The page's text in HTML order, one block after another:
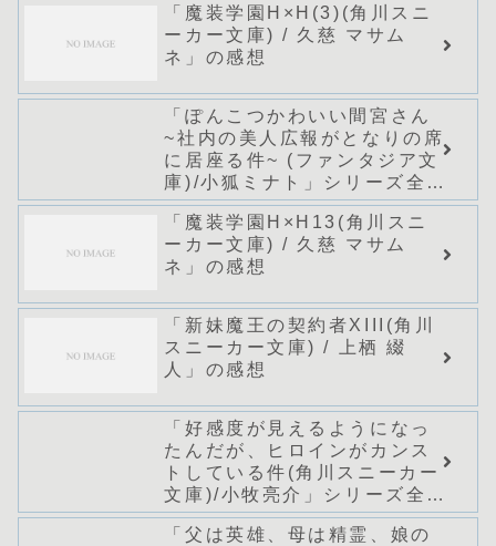
「魔装学園H×H(3)(角川スニ
ーカー文庫) / 久慈 マサム
ネ」の感想
「ぽんこつかわいい間宮さん
~社内の美人広報がとなりの席
に居座る件~ (ファンタジア文
庫)/小狐ミナト」シリーズ全巻
のあらすじ・感想
「魔装学園H×H13(角川スニ
ーカー文庫) / 久慈 マサム
ネ」の感想
「新妹魔王の契約者XIII(角川
スニーカー文庫) / 上栖 綴
人」の感想
「好感度が見えるようになっ
たんだが、ヒロインがカンス
トしている件(角川スニーカー
文庫)/小牧亮介」シリーズ全巻
のあらすじ・感想
「父は英雄、母は精霊、娘の